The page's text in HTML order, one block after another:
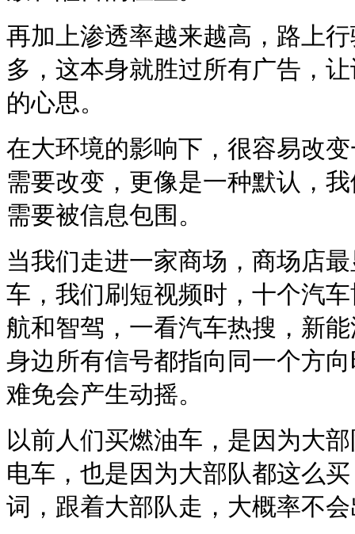
再加上渗透率越来越高，路上
多，这本身就胜过所有广告，
的心思。
在大环境的影响下，很容易改
需要改变，更像是一种默认，
需要被信息包围。
当我们走进一家商场，商场店
车，我们刷短视频时，十个汽
航和智驾，一看汽车热搜，新
身边所有信号都指向同一个方
难免会产生动摇。
以前人们买燃油车，是因为大
电车，也是因为大部队都这么
词，跟着大部队走，大概率不